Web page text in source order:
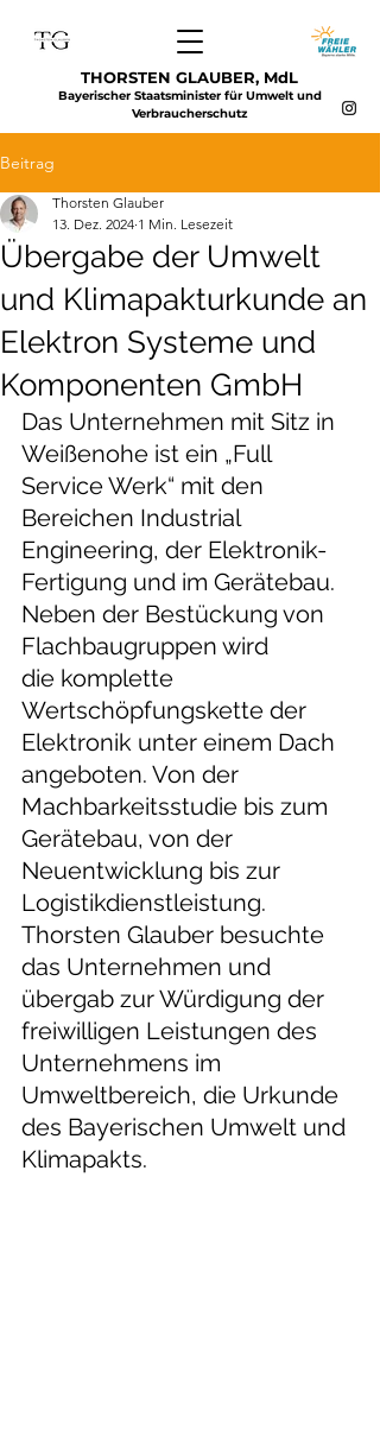
THORSTEN GLAUBER, MdL
Bayerischer Staatsminister für Umwelt und
Verbraucherschutz
Beitrag
Übergabe der Umwelt
und Klimapakturkunde an
Elektron Systeme und
Komponenten GmbH
Thorsten Glauber
13. Dez. 2024 1 Min. Lesezeit
Das Unternehmen mit Sitz in
Weißenohe ist ein „Full
Service Werk“ mit den
Bereichen Industrial
Engineering, der Elektronik-
Fertigung und im Gerätebau.
Neben der Bestückung von
Flachbaugruppen wird
die komplette
Wertschöpfungskette der
Elektronik unter einem Dach
angeboten. Von der
Machbarkeitsstudie bis zum
Gerätebau, von der
Neuentwicklung bis zur
Logistikdienstleistung.
Thorsten Glauber besuchte
das Unternehmen und
übergab zur Würdigung der
freiwilligen Leistungen des
Unternehmens im
Umweltbereich, die Urkunde
des Bayerischen Umwelt und
Klimapakts.